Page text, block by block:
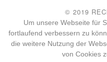
© 2019
datenschutz
wueins -
Um unsere Webseite für
fortlaufend verbessern zu
die weitere Nutzung der
von Cookies